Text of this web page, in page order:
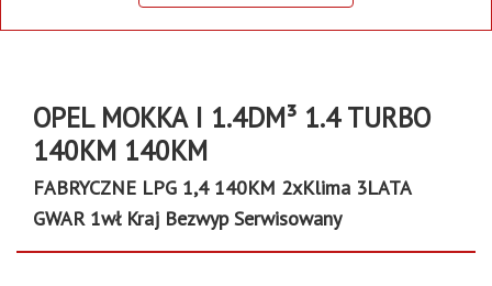
OPEL MOKKA I 1.4DM³ 1.4 TURBO
140KM 140KM
FABRYCZNE LPG 1,4 140KM 2xKlima 3LATA
GWAR 1wł Kraj Bezwyp Serwisowany